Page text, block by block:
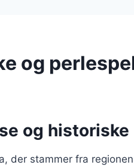
og
og
der stammer fra